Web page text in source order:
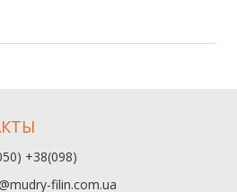
+38(098)
filin.com.ua